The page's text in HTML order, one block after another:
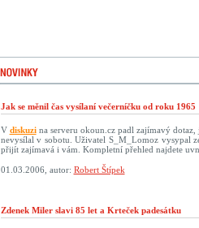
Jak se měnil čas vysílaní večerníčku od roku 1965
V diskuzina serveru okoun.cz padl zajímavý
nevysílal v sobotu. Uživatel S_M_Lomoz vysypal
přijít zajímavá i vám. Kompletní přehled najdete
01.03.2006, autor: Robert Štípek
Zdenek Miler slavi 85 let a Krteček padesátku